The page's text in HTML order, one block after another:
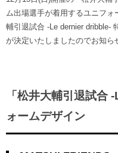
横浜FCスポーツクラブ
ニッパツ横浜FCシーガル
オリジナルビール
アカデミースタッフ
フェニックスクラブ
チアスクール
お問い合わせ
ム出場選手が着用するユニフ
輔引退試合 -Le dernier dribble-
が決定いたしましたのでお知ら
「松井大輔引退試
ォームデザイン